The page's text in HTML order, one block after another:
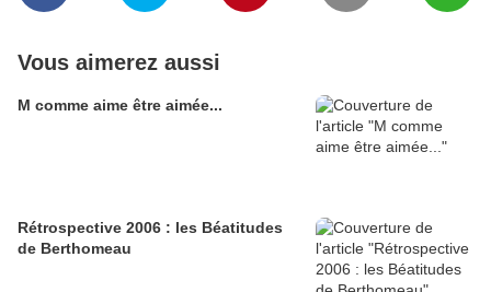
Vous aimerez aussi
M comme aime être aimée...
Rétrospective 2006 : les Béatitudes
de Berthomeau